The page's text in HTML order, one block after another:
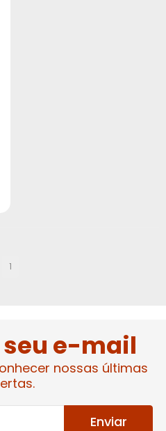
1
e-mail
nossas últimas
Enviar